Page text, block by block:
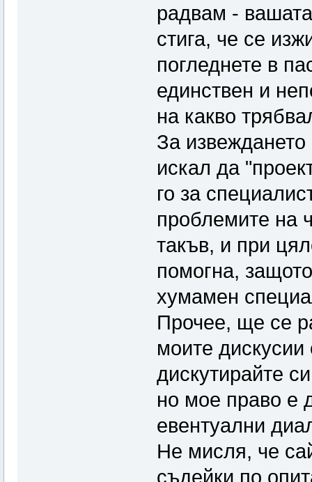
радвам -
стига, че се
погледнете в
единствен и
на какво
За
искал да
го за
проблемите на
такъв, и при
помогна,
хумамен
Прочее, ще се
моите дискусии
дискутирайте
но мое право е
евентуални
Не мисля, че
съдейки по